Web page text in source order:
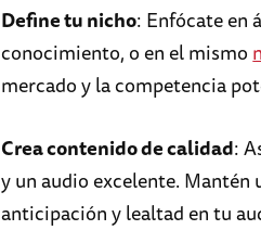
Define tu nicho: Enfócate en
conocimiento, o en el mismo
mercado y la competencia
Crea contenido de calidad:
y un audio excelente.
anticipación y lealtad en tu